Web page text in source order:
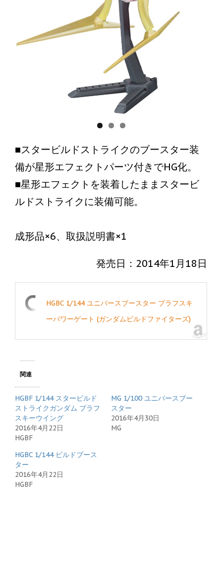
■スタービルドストライクのブースター装
備が星形エフェクトパーツ付きでHG化。
■星形エフェクトを装着したままスタービ
ルドストライクに装備可能。
成形品×6、取扱説明書×1
発売日：2014年1月18日
HGBC 1/144 ユニバースブースター プラフスキ
ーパワーゲート (ガンダムビルドファイターズ)
関連
HGBF 1/144 スタービルド
ストライクガンダム プラフ
スキーウイング
2016年4月22日
HGBF
MG 1/100 ユニバースブー
スター
2016年4月30日
MG
HGBC 1/144 ビルドブース
ター
2016年4月22日
HGBF